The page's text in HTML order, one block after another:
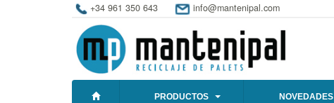
+34 961 350 643 info@mantenipal.com
PRODUCTOS NOVEDADES